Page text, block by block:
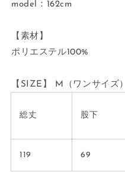
model：162cm
【素材】
ポリエステル100%
【SIZE】 M（ワンサイズ）
総丈 股下
119 69